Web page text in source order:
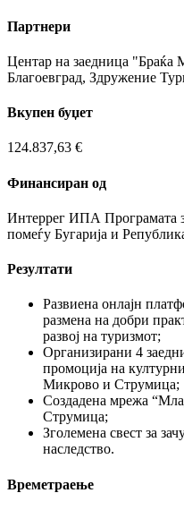
Партнери
Центар на заедница
Благоевград, Здружение
Вкупен буџет
124.837,63 €
Финансиран од
Интеррег ИПА Програмата
помеѓу Бугарија и
Резултати
Развиена онлајн
размена на добри
развој на туризмот;
Организирани 4
промоција на
Микрово и Струмица;
Создадена мрежа
Струмица;
Зголемена свест за
наследство.
Времетраење